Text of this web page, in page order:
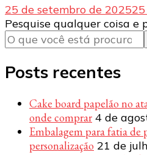
25 de setembro de 2025
Procurando
algo?
Pesquise qualquer coisa e
Posts recentes
Cake board papelão no
onde comprar 4 de
Embalagem para fatia de
personalização 21 de